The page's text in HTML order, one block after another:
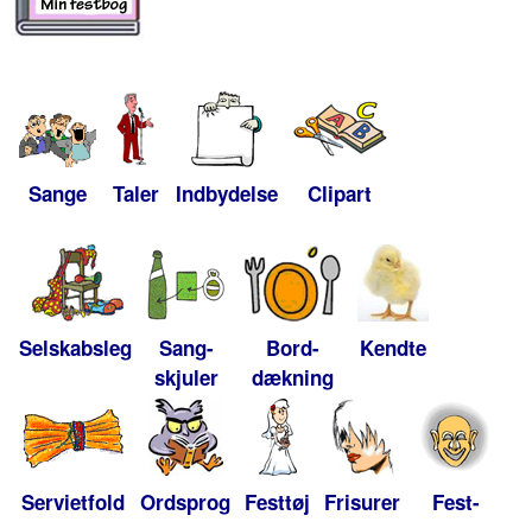
Sange Taler Indbydelse Clipart
Selskabsleg
Sang-
skjuler
Bord-
dækning
Kendte
Servietfold Ordsprog Festtøj Frisurer
Fest-